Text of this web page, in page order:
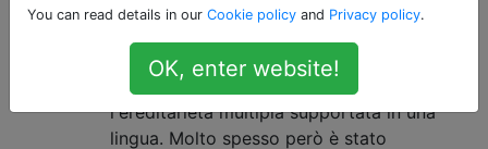
9
C'è qualche "vera" ragione per cui
l'ereditarietà multipla è odiata?
Mi è sempre piaciuta l'idea di avere
l'ereditarietà multipla supportata in una
lingua. Molto spesso però è stato
You can read details in our Cookie policy and Privacy policy.
OK, enter website!